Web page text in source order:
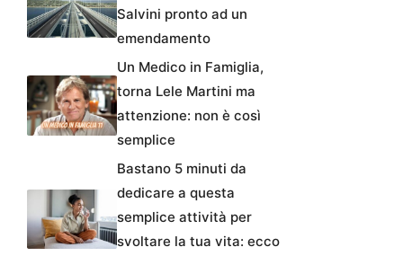
Salvini pronto ad un
emendamento
Un Medico in Famiglia,
torna Lele Martini ma
attenzione: non è così
semplice
Bastano 5 minuti da
dedicare a questa
semplice attività per
svoltare la tua vita: ecco